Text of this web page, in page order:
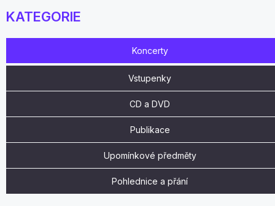
KATEGORIE
Koncerty
Vstupenky
CD a DVD
Publikace
Upomínkové předměty
Pohlednice a přání